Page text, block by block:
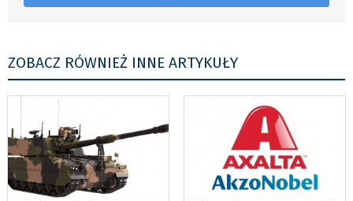
ZOBACZ RÓWNIEŻ INNE ARTYKUŁY